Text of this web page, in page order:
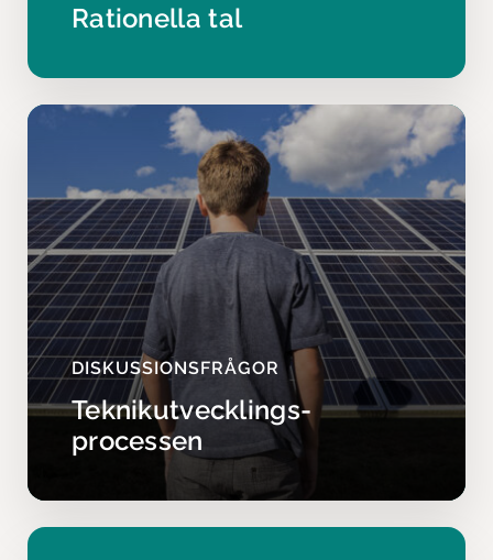
Rationella tal
DISKUSSIONSFRÅGOR
Teknikutvecklings­
processen